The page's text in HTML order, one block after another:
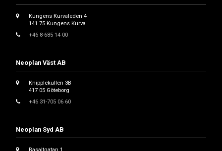
Kungens Kurvaleden 4
141 75 Kungens Kurva
+46 8-685 14 00
Neoplan Väst AB
Knipplekullen 3B
417 05 Göteborg
+46 31-705 06 60
Neoplan Syd AB
Basaltgatan 1